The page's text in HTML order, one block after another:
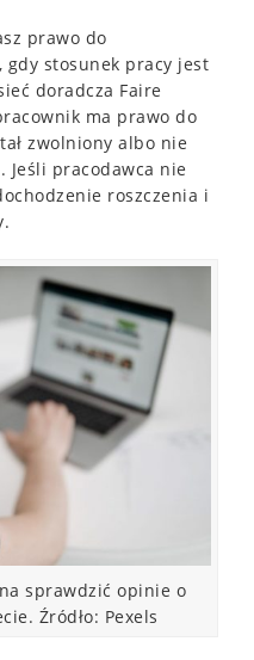
prawo do
stosunek pracy jest
doradcza Faire
ma prawo do
zwolniony albo nie
Jeśli pracodawca nie
roszczenia i
sprawdzić opinie o
Źródło: Pexels